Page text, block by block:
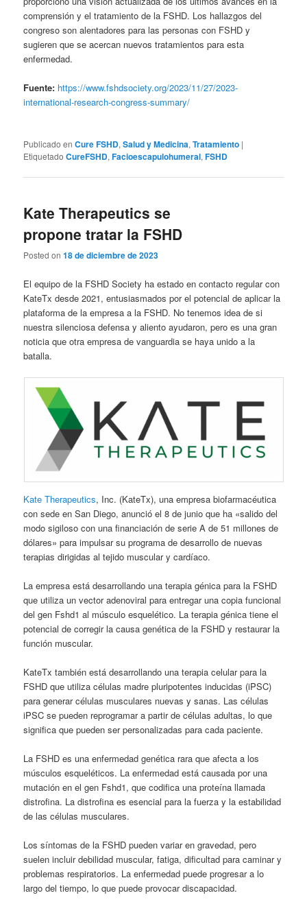
comprensión y el tratamiento de la FSHD. Los hallazgos del
congreso son alentadores para las personas con FSHD y
sugieren que se acercan nuevos tratamientos para esta
enfermedad.
Fuente: https://www.fshdsociety.org/2023/11/27/2023-
international-research-congress-summary/
Publicado en Cure FSHD,Salud y Medicina,Tratamiento |
Etiquetado CureFSHD,Facioescapulohumeral,FSHD
Kate Therapeutics se
propone tratar la FSHD
Posted on18 de diciembre de 2023
El equipo de la FSHD Society ha estado en contacto regular con
KateTx desde 2021, entusiasmados por el potencial de aplicar la
plataforma de la empresa a la FSHD. No tenemos idea de si
nuestra silenciosa defensa y aliento ayudaron, pero es una gran
noticia que otra empresa de vanguardia se haya unido a la
batalla.
Kate Therapeutics, Inc. (KateTx), una empresa biofarmacéutica
con sede en San Diego, anunció el 8 de junio que ha «salido del
modo sigiloso con una financiación de serie A de 51 millones de
dólares» para impulsar su programa de desarrollo de nuevas
terapias dirigidas al tejido muscular y cardíaco.
La empresa está desarrollando una terapia génica para la FSHD
que utiliza un vector adenoviral para entregar una copia funcional
del gen Fshd1 al músculo esquelético. La terapia génica tiene el
potencial de corregir la causa genética de la FSHD y restaurar la
función muscular.
KateTx también está desarrollando una terapia celular para la
FSHD que utiliza células madre pluripotentes inducidas (iPSC)
para generar células musculares nuevas y sanas. Las células
iPSC se pueden reprogramar a partir de células adultas, lo que
significa que pueden ser personalizadas para cada paciente.
La FSHD es una enfermedad genética rara que afecta a los
músculos esqueléticos. La enfermedad está causada por una
mutación en el gen Fshd1, que codifica una proteína llamada
distrofina. La distrofina es esencial para la fuerza y la estabilidad
de las células musculares.
Los síntomas de la FSHD pueden variar en gravedad, pero
suelen incluir debilidad muscular, fatiga, dificultad para caminar y
problemas respiratorios. La enfermedad puede progresar a lo
largo del tiempo, lo que puede provocar discapacidad.